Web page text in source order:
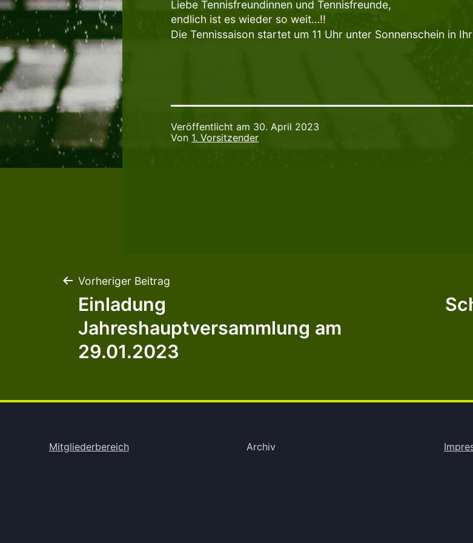
Liebe Tennisfreundinnen und Tennisfreunde,
endlich ist es wieder so weit…!!
Die Tennissaison startet um 11 Uhr unter Sonnenschein in
Veröffentlicht am 30. April 2023
Von 1. Vorsitzender
Beitragsnavigation
Vorheriger Beitrag
Einladung
Jahreshauptversammlung am
29.01.2023
Mitgliederbereich Archiv